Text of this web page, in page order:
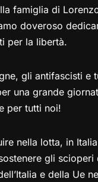
famiglia di
doveroso
per la libertà.
gli antifascisti e
una grande
per tutti noi!
nella lotta, in
gli
e della Ue